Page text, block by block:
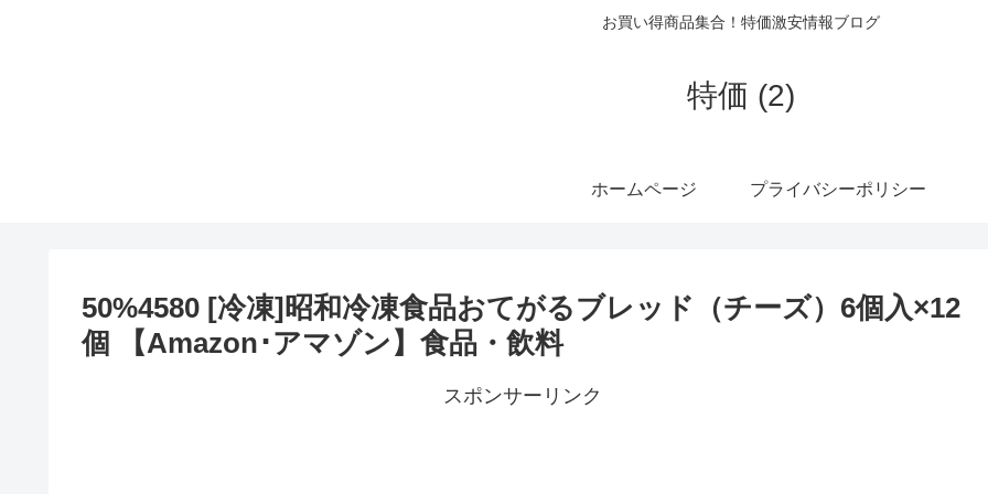
お買い得商品集合！特価激安情報ブログ
特価 (2)
ホームページ プライバシーポリシー
50%4580 [冷凍]昭和冷凍食品おてがるブレッド（チーズ）6個入×12
個 【Amazon･アマゾン】食品・飲料
スポンサーリンク